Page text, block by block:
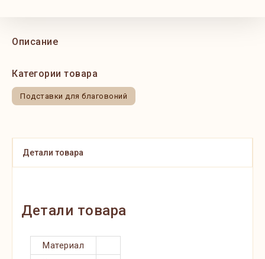
Описание
Категории товара
Подставки для благовоний
Детали товара
Детали товара
Материал